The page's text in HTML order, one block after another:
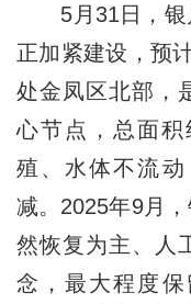
5月31日，银
正加紧建设，预
处金凤区北部，
心节点，总面积
殖、水体不流
减。2025年9月
然恢复为主、人
念，最大程度